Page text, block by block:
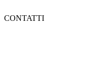
CONTATTI